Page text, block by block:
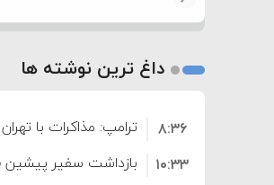
داغ ترین نوشته ها
ترامپ: مذاکرات با
۸:۳۶
بازداشت سفیر پیشین
۱۰:۳۳